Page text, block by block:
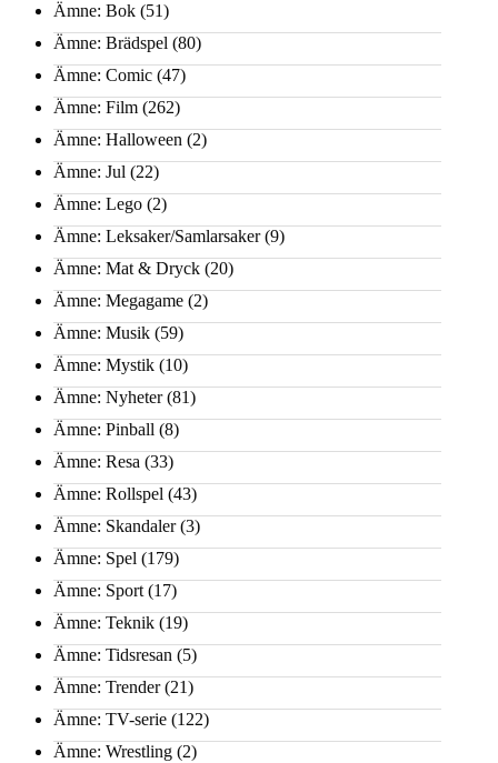
Ämne: Bok (51)
Ämne: Brädspel (80)
Ämne: Comic (47)
Ämne: Film (262)
Ämne: Halloween (2)
Ämne: Jul (22)
Ämne: Lego (2)
Ämne: Leksaker/Samlarsaker(9)
Ämne: Mat & Dryck (20)
Ämne: Megagame (2)
Ämne: Musik (59)
Ämne: Mystik (10)
Ämne: Nyheter(81)
Ämne: Pinball (8)
Ämne: Resa (33)
Ämne: Rollspel (43)
Ämne: Skandaler(3)
Ämne: Spel (179)
Ämne: Sport (17)
Ämne: Teknik (19)
Ämne: Tidsresan (5)
Ämne: Trender(21)
Ämne: TV-serie (122)
Ämne: Wrestling (2)